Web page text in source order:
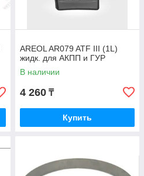
AREOL AR079 ATF III (1L)
жидк. для АКПП и ГУР
В наличии
4 260 ₸
Купить